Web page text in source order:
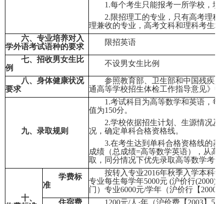
1.每个考生只能报考一所学校，
2.限招理工的专业，只有高考理
理兼收的专业，高考文科和理科考生
六、专业培养对入
学外语考试语种的要求
限招英语
七、招收男女生比
例
不设男女生比例
八、身体健康状况
要求
参照教育部、卫生部和中国残疾
通高等学校招生体检工作指导意见》
九、录取规则
1.考试科目为高等数学和英语，
值为150分。
2.学校依据招生计划、生源情况
况，确定单科合格资格线。
3.在考生达到单科合格资格线的
成绩（总成绩=高等数学英语），从
取，同分情况下优先录取高等数学考
十、
学费标
准
按转入专业2016年秋季入学本科
专业每生每学年5000元 (沪价行(2000)
门）专业6000元/学年（沪价行【 2000
住宿费
1200元/人 ·年（沪价费【 2003】 56